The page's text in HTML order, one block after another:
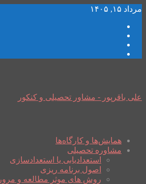
مرداد ۱۵, ۱۴۰۵
علی باقرپور - مشاور تحصیلی و کنکور
همایش‌ها و کارگاه‌ها
مشاوره تحصیلی
استعدادیابی یا استعدادسازی
اصول برنامه ریزی
روش های موثر مطالعه و مرور